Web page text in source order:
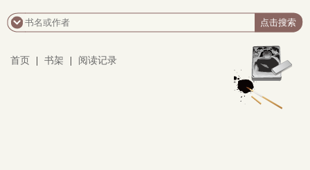
首页 书架 阅读记录